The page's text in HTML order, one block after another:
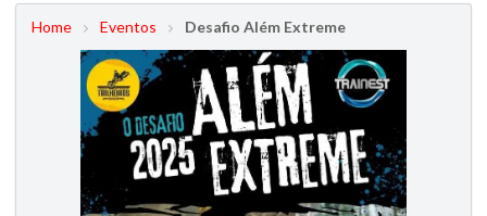
Home Eventos Desafio Além Extreme